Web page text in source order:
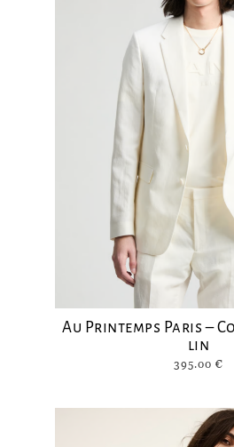
Au Printemps Paris –
lin
395.00 €